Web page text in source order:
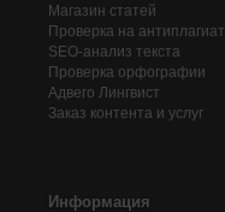
Магазин статей
Проверка на антиплагиат
SEO-анализ текста
Проверка орфографии
Адвего Лингвист
Заказ контента и услуг
Информация